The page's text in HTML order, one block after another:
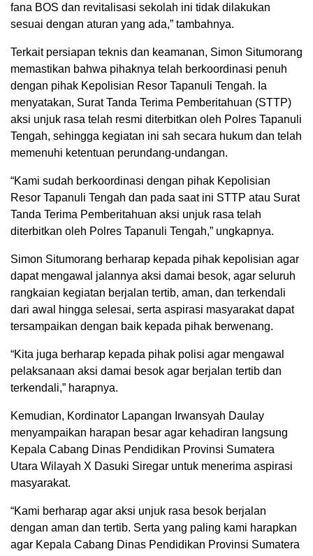
fana BOS dan revitalisasi sekolah ini tidak dilakukan
sesuai dengan aturan yang ada,” tambahnya.
Terkait persiapan teknis dan keamanan, Simon Situmorang
memastikan bahwa pihaknya telah berkoordinasi penuh
dengan pihak Kepolisian Resor Tapanuli Tengah. Ia
menyatakan, Surat Tanda Terima Pemberitahuan (STTP)
aksi unjuk rasa telah resmi diterbitkan oleh Polres Tapanuli
Tengah, sehingga kegiatan ini sah secara hukum dan telah
memenuhi ketentuan perundang-undangan.
“Kami sudah berkoordinasi dengan pihak Kepolisian
Resor Tapanuli Tengah dan pada saat ini STTP atau Surat
Tanda Terima Pemberitahuan aksi unjuk rasa telah
diterbitkan oleh Polres Tapanuli Tengah,” ungkapnya.
Simon Situmorang berharap kepada pihak kepolisian agar
dapat mengawal jalannya aksi damai besok, agar seluruh
rangkaian kegiatan berjalan tertib, aman, dan terkendali
dari awal hingga selesai, serta aspirasi masyarakat dapat
tersampaikan dengan baik kepada pihak berwenang.
“Kita juga berharap kepada pihak polisi agar mengawal
pelaksanaan aksi damai besok agar berjalan tertib dan
terkendali,” harapnya.
Kemudian, Kordinator Lapangan Irwansyah Daulay
menyampaikan harapan besar agar kehadiran langsung
Kepala Cabang Dinas Pendidikan Provinsi Sumatera
Utara Wilayah X Dasuki Siregar untuk menerima aspirasi
masyarakat.
“Kami berharap agar aksi unjuk rasa besok berjalan
dengan aman dan tertib. Serta yang paling kami harapkan
agar Kepala Cabang Dinas Pendidikan Provinsi Sumatera